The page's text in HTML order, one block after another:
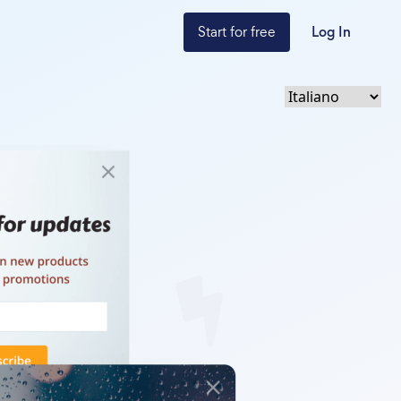
Start for free Log In